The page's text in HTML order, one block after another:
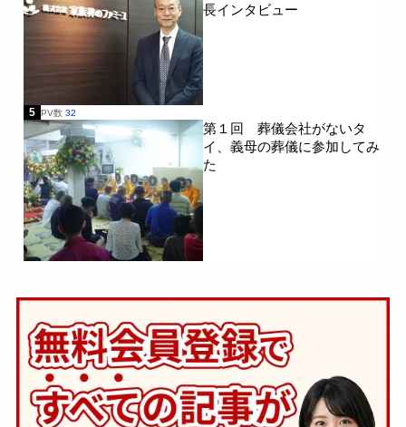
長インタビュー
5 PV数 32
第１回 葬儀会社がないタ
イ、義母の葬儀に参加してみ
た